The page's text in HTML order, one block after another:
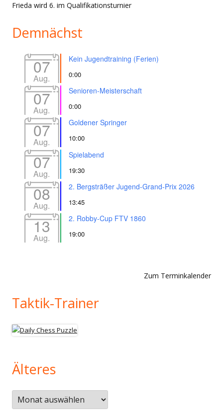
Frieda wird 6. im Qualifikationsturnier
Demnächst
07
Aug.
Kein Jugendtraining (Ferien)
0:00
07
Aug.
Senioren-Meisterschaft
0:00
07
Aug.
Goldener Springer
10:00
07
Aug.
Spielabend
19:30
08
Aug.
2. Bergsträßer Jugend-Grand-Prix 2026
13:45
13
Aug.
2. Robby-Cup FTV 1860
19:00
Zum Terminkalender
Taktik-Trainer
Älteres
Älteres